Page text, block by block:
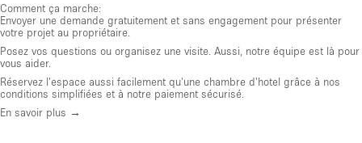
Comment ça marche:
Envoyer une demande gratuitement et sans engagement pour présenter
votre projet au propriétaire.
Posez vos questions ou organisez une visite. Aussi, notre équipe est là pour
vous aider.
Réservez l'espace aussi facilement qu'une chambre d'hotel grâce à nos
conditions simplifiées et à notre paiement sécurisé.
En savoir plus →